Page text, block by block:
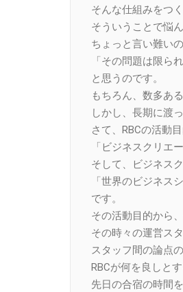
そんな仕組みをつ
そういうことで悩
ちょっと言い難い
「その問題は限ら
と思うのです。
もちろん、数多あ
しかし、長期に渡
さて、RBCの活動目
「ビジネスクリエ
そして、ビジネス
「世界のビジネス
です。
その活動目的から
その時々の運営ス
スタッフ間の論点
RBCが何を良しと
先日の合宿の時間